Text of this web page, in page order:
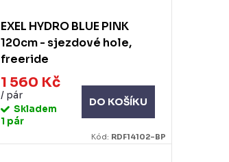
EXEL HYDRO BLUE PINK
120cm - sjezdové hole,
freeride
1 560 Kč
/ pár
Skladem
1 pár
DO KOŠÍKU
Kód: RDF14102-BP